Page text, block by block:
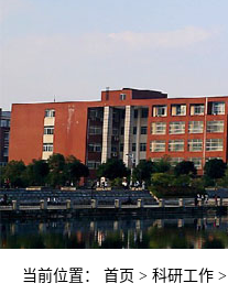
当前位置： 首页 > 科研工作 >